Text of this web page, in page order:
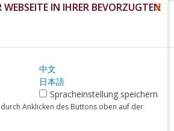
IN IHRER BEVORZUGTEN
X
中文
日本語
Spracheinstellung speichern
Anklicken des Buttons oben auf der